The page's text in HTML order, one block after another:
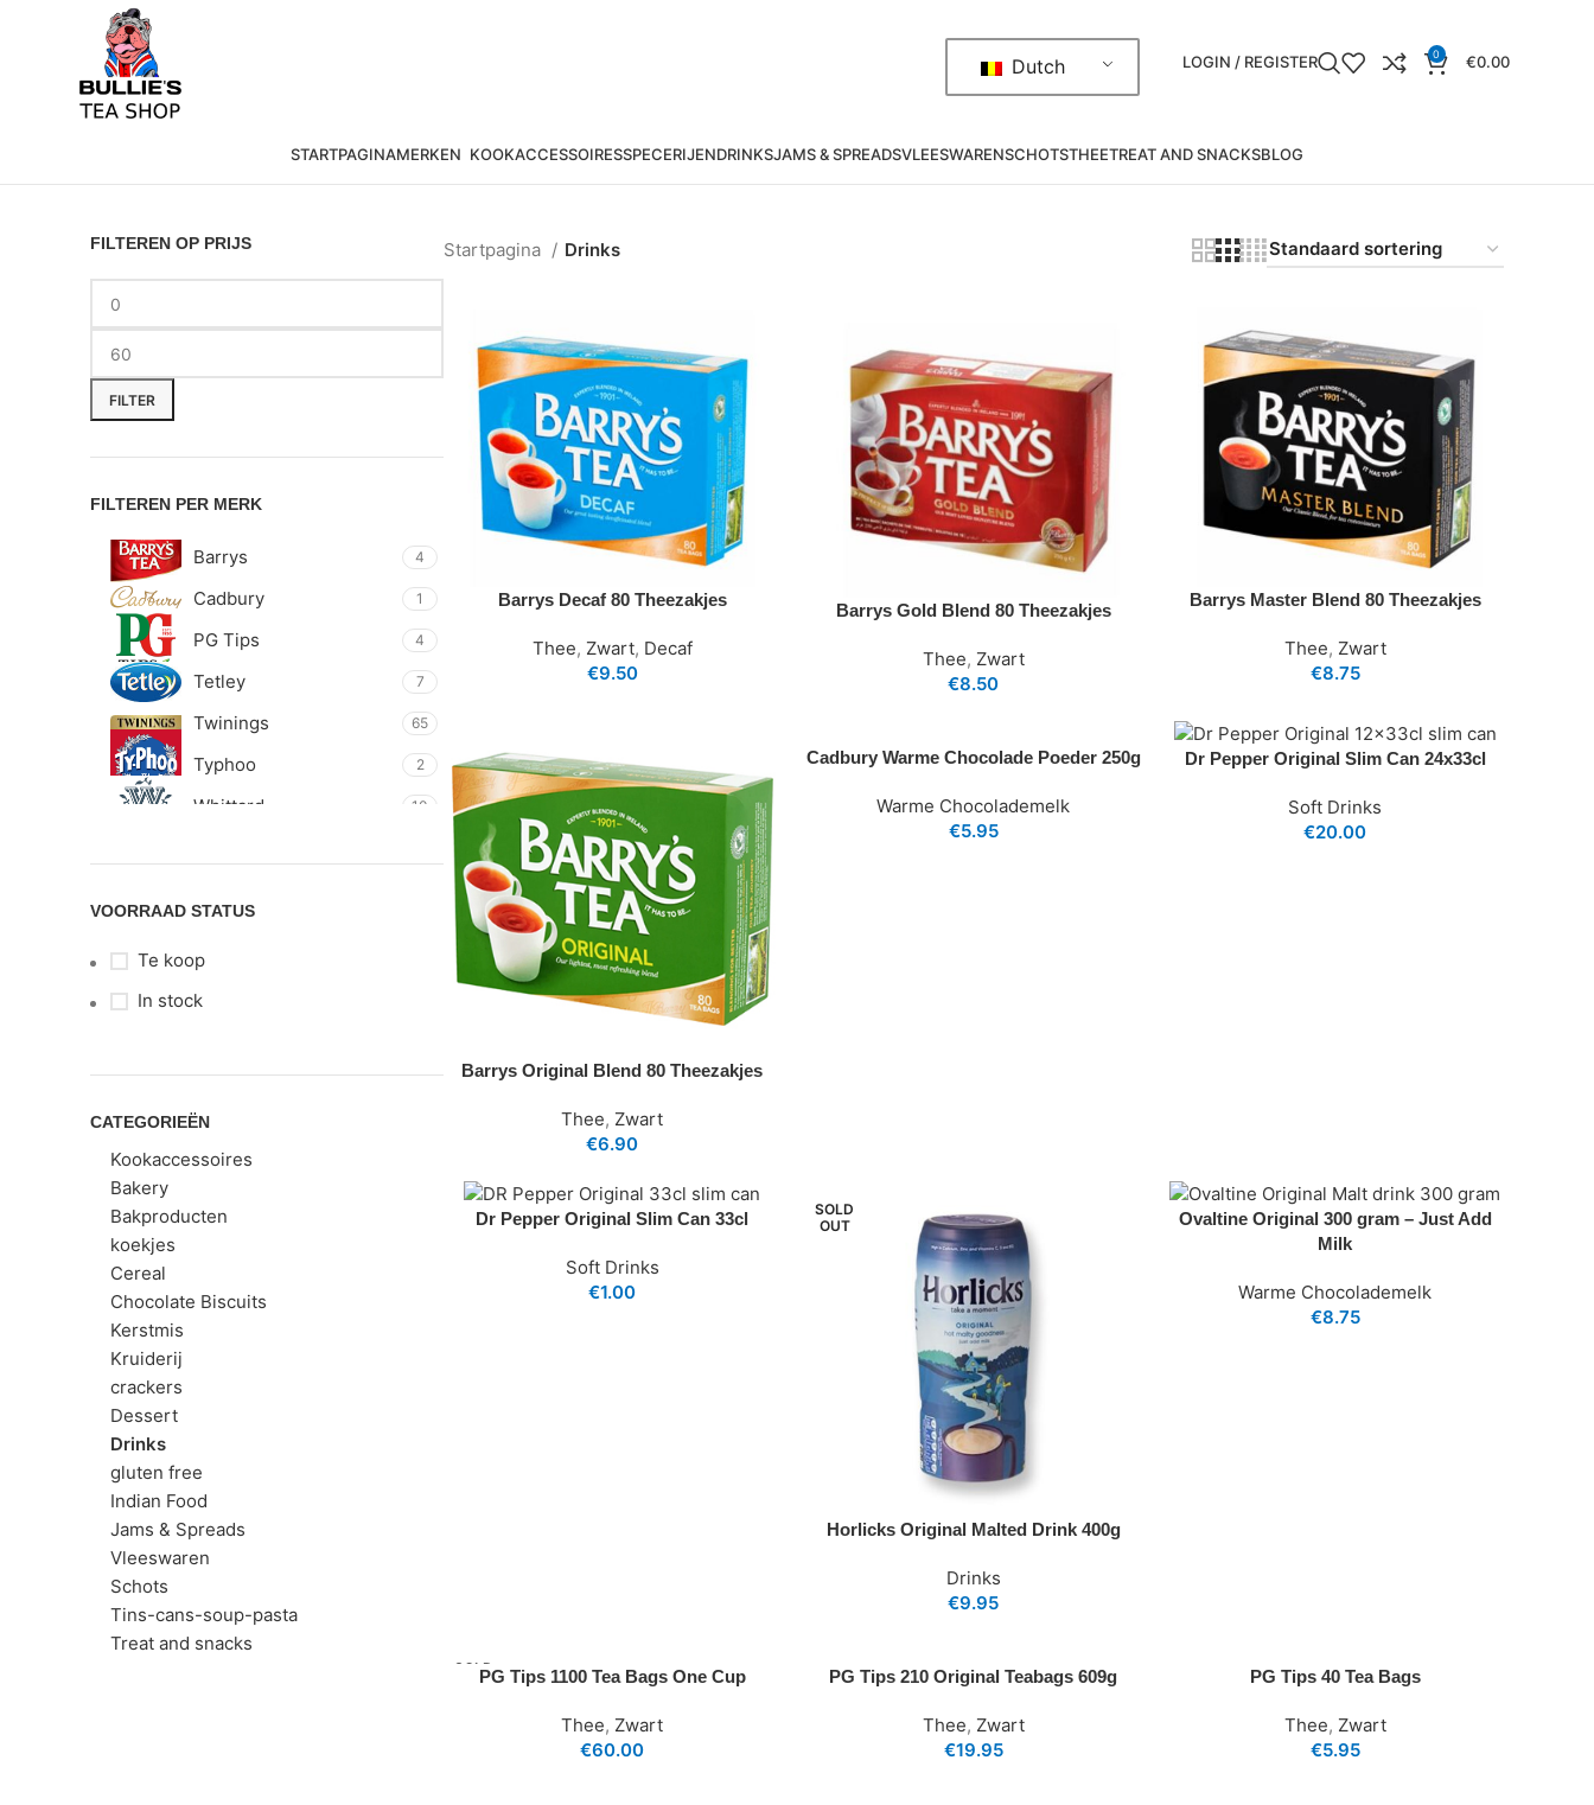
Dutch LOGIN / REGISTER 0 €0.00
STARTPAGINAMERKEN KOOKACCESSOIRESSPECERIJENDRINKSJAMS & SPREADSVLEESWARENSCHOTSTHEETREAT AND SNACKSBLOG
FILTEREN OP PRIJS
FILTER
FILTEREN PER MERK
Barrys 4
Cadbury 1
PG Tips 4
Tetley 7
Twinings 65
Typhoo 2
Whittard 10
VOORRAAD STATUS
Te koop
In stock
CATEGORIEËN
Kookaccessoires
Bakery
Bakproducten
koekjes
Cereal
Chocolate Biscuits
Kerstmis
Kruiderij
crackers
Dessert
Drinks
gluten free
Indian Food
Jams & Spreads
Vleeswaren
Schots
Tins-cans-soup-pasta
Treat and snacks
Startpagina Drinks
Barrys Decaf 80 Theezakjes
Thee, Zwart, Decaf
€9.50
Barrys Gold Blend 80 Theezakjes
Thee, Zwart
€8.50
Barrys Master Blend 80 Theezakjes
Thee, Zwart
€8.75
Barrys Original Blend 80 Theezakjes
Thee, Zwart
€6.90
Cadbury Warme Chocolade Poeder 250g
Warme Chocolademelk
€5.95
Dr Pepper Original Slim Can 24x33cl
Soft Drinks
€20.00
Dr Pepper Original Slim Can 33cl
Soft Drinks
€1.00
SOLD
OUT
Horlicks Original Malted Drink 400g
Drinks
€9.95
Ovaltine Original 300 gram – Just Add
Milk
Warme Chocolademelk
€8.75
SOLD
OUTPG Tips 1100 Tea Bags One Cup
Thee, Zwart
€60.00
PG Tips 210 Original Teabags 609g
Thee, Zwart
€19.95
PG Tips 40 Tea Bags
Thee, Zwart
€5.95